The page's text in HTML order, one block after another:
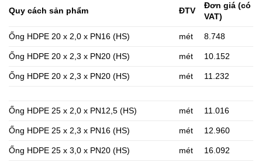
Quy cách sản phẩm ĐTV
Đơn giá (có
VAT)
Ống HDPE 20 x 2,0 x PN16 (HS) mét 8.748
Ống HDPE 20 x 2,3 x PN20 (HS) mét 10.152
Ống HDPE 20 x 2,3 x PN20 (HS) mét 11.232
Ống HDPE 25 x 2,0 x PN12,5 (HS) mét 11.016
Ống HDPE 25 x 2,3 x PN16 (HS) mét 12.960
Ống HDPE 25 x 3,0 x PN20 (HS) mét 16.092